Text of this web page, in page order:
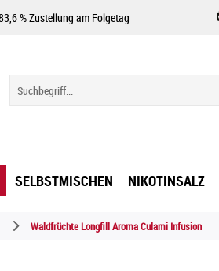
% Zustellung am Folgetag
SELBSTMISCHEN NIKOTINSALZ
Waldfrüchte Longfill Aroma Culami Infusion